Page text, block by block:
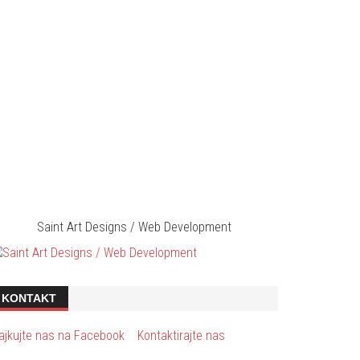
Saint Art Designs / Web Development
KONTAKT
nas na Facebook Kontaktirajte nas